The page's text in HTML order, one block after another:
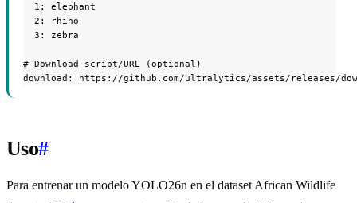
  1: elephant
  2: rhino
  3: zebra
# Download script/URL (optional)
download: https://github.com/ultralytics/assets/releases/
Uso#
Para entrenar un modelo YOLO26n en el dataset African Wildlife